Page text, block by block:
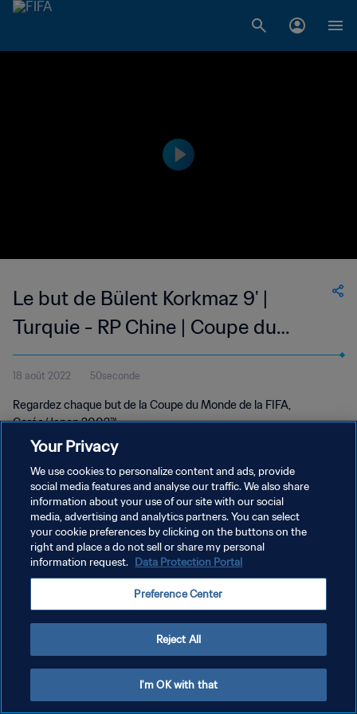
Le but de Bülent Korkmaz 9' |
Turquie - RP Chine | Coupe du
Monde de la FIFA, Corée/Japon
2002™
18 août 2022 50seconde
Regardez chaque but de la Coupe du Monde de la FIFA,
Corée/Japon 2002™.
POLITIQUE DE CONFIDENTIALITÉ
CONDITIONS D'UTILISATION
GÉRER VOS PRÉFÉRENCES SUR LES COOKIES
Your Privacy
We use cookies to personalize content and ads, provide
social media features and analyse our traffic. We also share
information about your use of our site with our social
media, advertising and analytics partners. You can select
your cookie preferences by clicking on the buttons on the
right and place a do not sell or share my personal
information request. Data Protection Portal
Preference Center
Reject All
I'm OK with that